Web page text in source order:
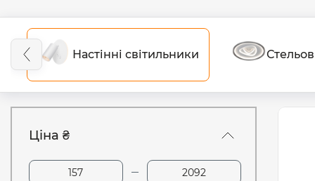
Настінні світильники
Ціна ₴